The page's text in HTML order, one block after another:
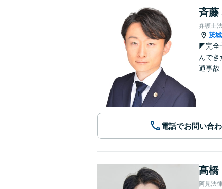
斉藤
弁護士
茨
◤完全
んで
通事故
電話でお問い合
髙橋
阿見法